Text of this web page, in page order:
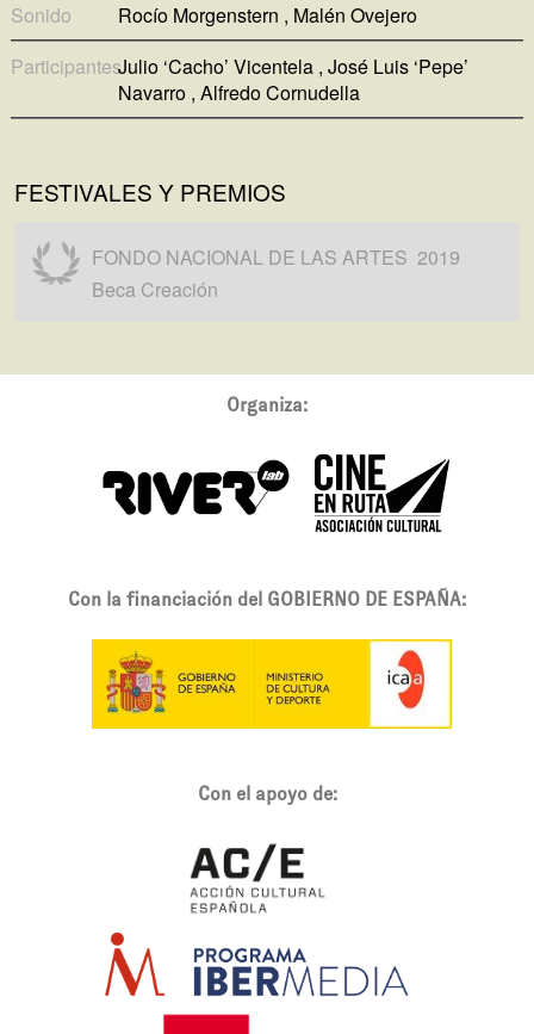
Sonido Rocío Morgenstern
Malén Ovejero
ParticipantesJulio ‘Cacho’ Vicentela José Luis ‘Pepe’
Navarro Alfredo Cornudella
FESTIVALES Y PREMIOS
FONDO NACIONAL DE LAS ARTES 2019
Beca Creación
Organiza:
Con la financiación del GOBIERNO DE ESPAÑA:
Con el apoyo de: